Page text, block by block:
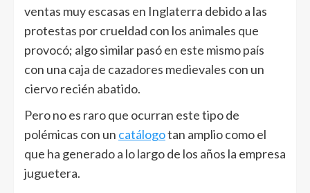
ventas muy escasas en Inglaterra debido a las
protestas por crueldad con los animales que
provocó; algo similar pasó en este mismo país
con una caja de cazadores medievales con un
ciervo recién abatido.
Pero no es raro que ocurran este tipo de
polémicas con un catálogotan amplio como el
que ha generado a lo largo de los años la empresa
juguetera.